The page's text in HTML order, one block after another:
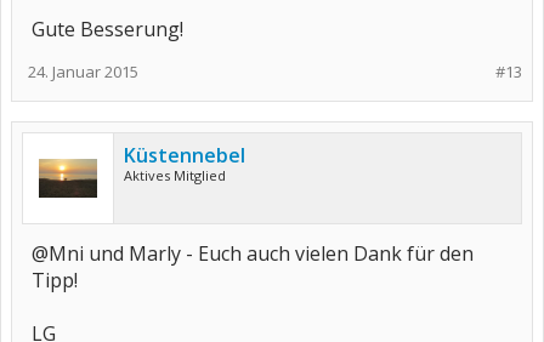
Gute Besserung!
#13
24. Januar 2015
Küstennebel
Aktives Mitglied
@Mni und Marly - Euch auch vielen Dank für den
Tipp!
LG